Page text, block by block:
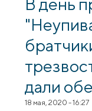
дали
18 мая, 2020 - 16:27